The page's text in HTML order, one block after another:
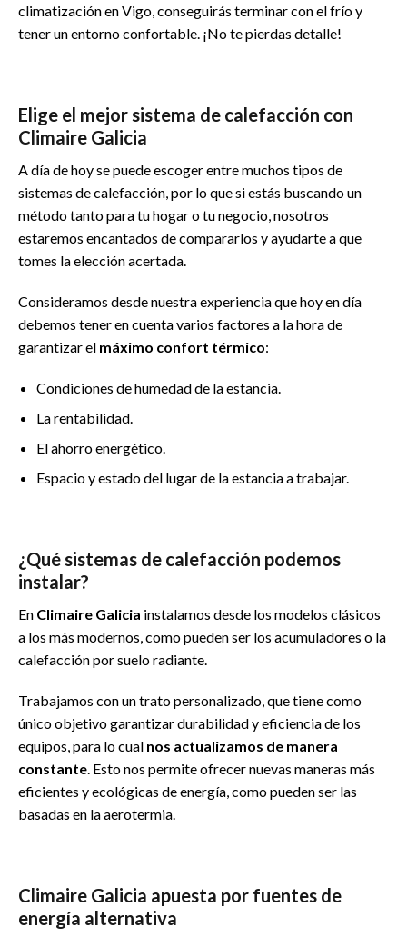
climatización en Vigo, conseguirás terminar con el frío y
tener un entorno confortable. ¡No te pierdas detalle!
Elige el mejor sistema de calefacción con
Climaire Galicia
A día de hoy se puede escoger entre muchos tipos de
sistemas de calefacción, por lo que si estás buscando un
método tanto para tu hogar o tu negocio, nosotros
estaremos encantados de compararlos y ayudarte a que
tomes la elección acertada.
Consideramos desde nuestra experiencia que hoy en día
debemos tener en cuenta varios factores a la hora de
garantizar el máximo confort térmico:
Condiciones de humedad de la estancia.
La rentabilidad.
El ahorro energético.
Espacio y estado del lugar de la estancia a trabajar.
¿Qué sistemas de calefacción podemos
instalar?
En Climaire Galicia instalamos desde los modelos clásicos
a los más modernos, como pueden ser los acumuladores o la
calefacción por suelo radiante.
Trabajamos con un trato personalizado, que tiene como
único objetivo garantizar durabilidad y eficiencia de los
equipos, para lo cual nos actualizamos de manera
constante. Esto nos permite ofrecer nuevas maneras más
eficientes y ecológicas de energía, como pueden ser las
basadas en la aerotermia.
Climaire Galicia apuesta por fuentes de
energía alternativa